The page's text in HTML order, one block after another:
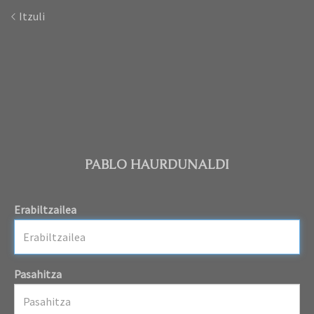
Itzuli
PABLO HAURDUNALDI
Erabiltzailea
Pasahitza